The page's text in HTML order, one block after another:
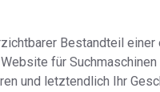
Bestandteil
für
und letztendlich Ihr